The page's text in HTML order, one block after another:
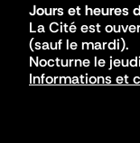
Jours et heures
La Cité est
(sauf le mardi).
Nocturne le
Informations et